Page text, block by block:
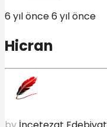
6 yıl önce6 yıl önce
Hicran